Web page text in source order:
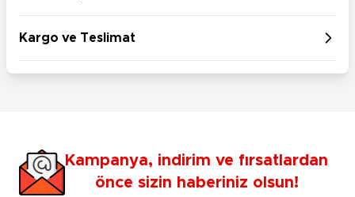
Kargo ve Teslimat
Kampanya, indirim ve fırsatlardan
önce sizin haberiniz olsun!